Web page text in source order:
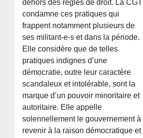
dehors des règles de droit. La CGT
condamne ces pratiques qui
frappent notamment plusieurs de
ses militant-e-s et dans la période.
Elle considère que de telles
pratiques indignes d’une
démocratie, outre leur caractère
scandaleux et intolérable, sont la
marque d’un pouvoir minoritaire et
autoritaire. Elle appelle
solennellement le gouvernement à
revenir à la raison démocratique et